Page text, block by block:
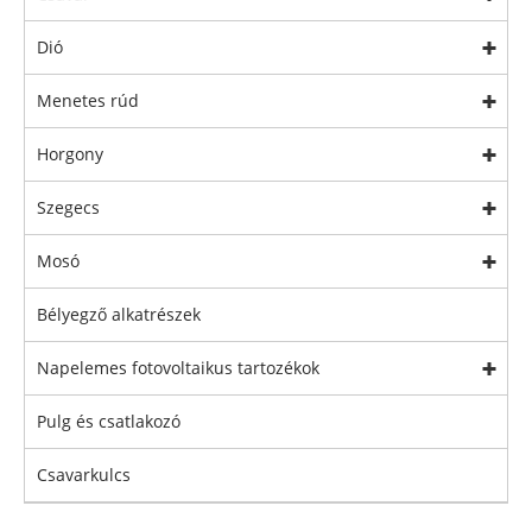
Dió
Menetes rúd
Horgony
Szegecs
Mosó
Bélyegző alkatrészek
Napelemes fotovoltaikus tartozékok
Pulg és csatlakozó
Csavarkulcs